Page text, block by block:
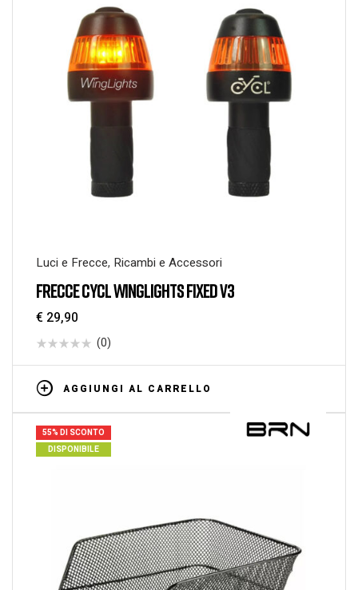
Luci e Frecce, Ricambi e Accessori
FRECCE CYCL WINGLIGHTS FIXED V3
€ 29,90
(0)
AGGIUNGI AL CARRELLO
55% DI SCONTO
DISPONIBILE